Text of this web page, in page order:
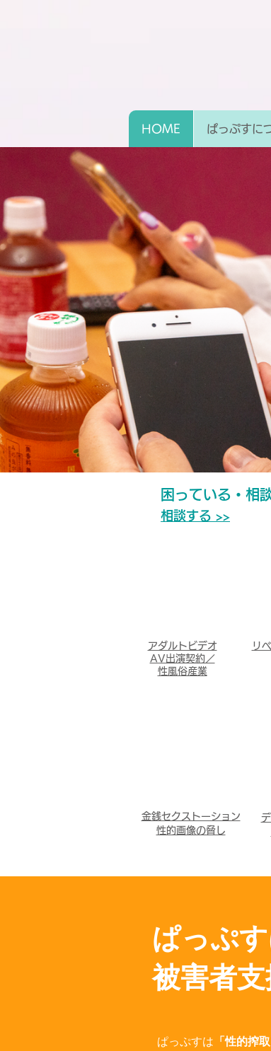
HOME ぱっぷすに
困っている・相
相談する >>
アダルトビデオ
AV出演契約／
性風俗産業
リ
金銭セクストーション
​性的画像の脅し
ぱっぷ
被害者
​ぱっぷすは 「性的搾